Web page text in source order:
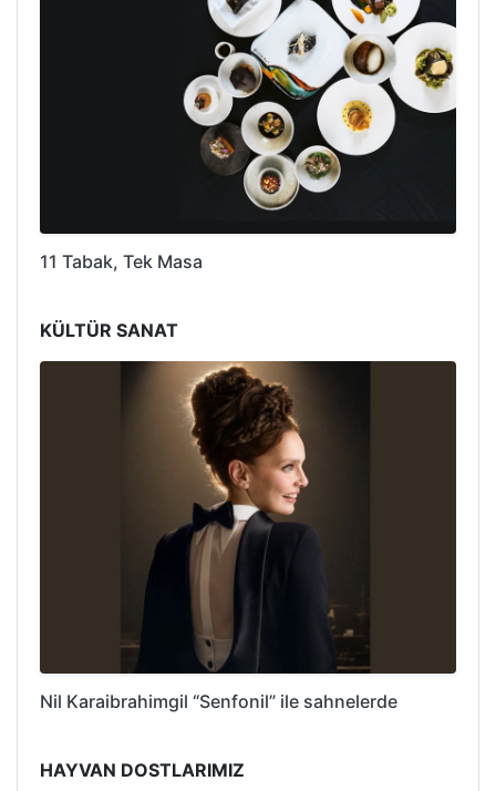
11 Tabak, Tek Masa
KÜLTÜR SANAT
Nil Karaibrahimgil “Senfonil” ile sahnelerde
HAYVAN DOSTLARIMIZ